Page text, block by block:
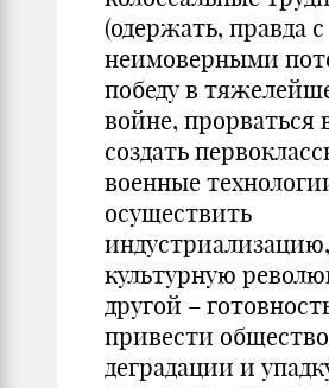
(одержать, правда с
неимоверными
победу в
войне, прорваться
создать
военные
осуществить
индустриализацию,
культурную
другой –
привести
деградации и